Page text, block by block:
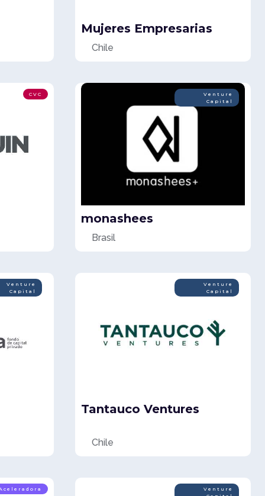
Mujeres Empresarias
Chile
CVC
Venture
Capital
monashees
Brasil
Venture
Capital
Venture
Capital
Tantauco Ventures
Chile
Venture